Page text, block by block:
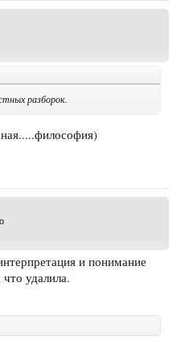
разборок.
и понимание
удалила.